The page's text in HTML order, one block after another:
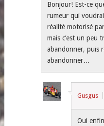
Bonjour! Est-ce
rumeur qui
réalité motorisé
mais c’est un peu
abandonner, puis
abandonner…
Gusgus
Oui